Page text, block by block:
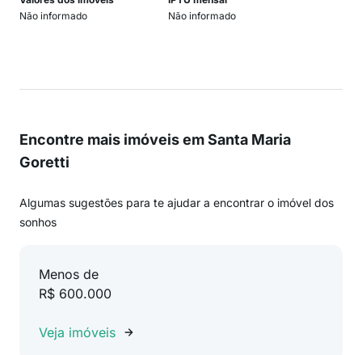
Não informado
Não informado
Encontre mais imóveis em Santa Maria
Goretti
Algumas sugestões para te ajudar a encontrar o imóvel dos
sonhos
Menos de
R$ 600.000
Veja imóveis